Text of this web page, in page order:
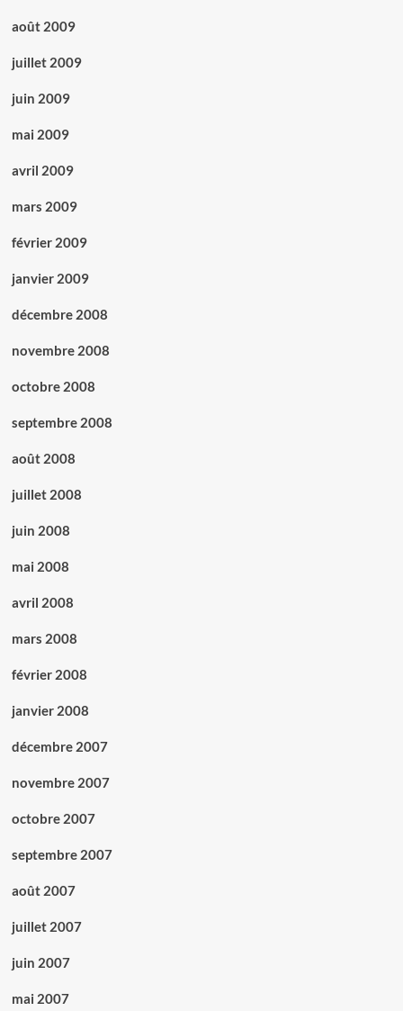
août 2009
juillet 2009
juin 2009
mai 2009
avril 2009
mars 2009
février 2009
janvier 2009
décembre 2008
novembre 2008
octobre 2008
septembre 2008
août 2008
juillet 2008
juin 2008
mai 2008
avril 2008
mars 2008
février 2008
janvier 2008
décembre 2007
novembre 2007
octobre 2007
septembre 2007
août 2007
juillet 2007
juin 2007
mai 2007